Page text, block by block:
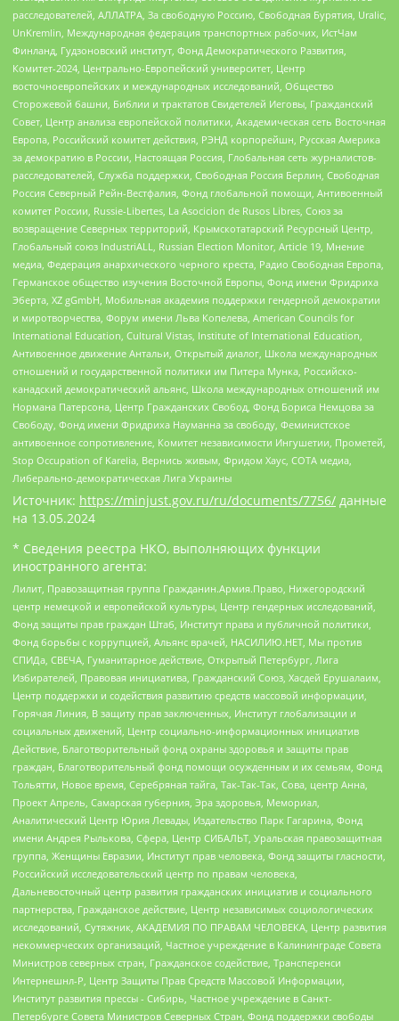
расследователей, АЛЛАТРА, За свободную Россию, Свободная Бурятия, Uralic,
UnKremlin, Международная федерация транспортных рабочих, ИстЧам
Финланд, Гудзоновский институт, Фонд Демократического Развития,
Комитет-2024, Центрально-Европейский университет, Центр
восточноевропейских и международных исследований, Общество
Сторожевой башни, Библии и трактатов Свидетелей Иеговы, Гражданский
Совет, Центр анализа европейской политики, Академическая сеть Восточная
Европа, Российский комитет действия, РЭНД корпорейшн, Русская Америка
за демократию в России, Настоящая Россия, Глобальная сеть журналистов-
расследователей, Служба поддержки, Свободная Россия Берлин, Свободная
Россия Северный Рейн-Вестфалия, Фонд глобальной помощи, Антивоенный
комитет России, Russie-Libertes, La Asocicion de Rusos Libres, Союз за
возвращение Северных территорий, Крымскотатарский Ресурсный Центр,
Глобальный союз IndustriALL, Russian Election Monitor, Article 19, Мнение
медиа, Федерация анархического черного креста, Радио Свободная Европа,
Германское общество изучения Восточной Европы, Фонд имени Фридриха
Эберта, XZ gGmbH, Мобильная академия поддержки гендерной демократии
и миротворчества, Форум имени Льва Копелева, American Councils for
International Education, Cultural Vistas, Institute of International Education,
Антивоенное движение Антальи, Открытый диалог, Школа международных
отношений и государственной политики им Питера Мунка, Российско-
канадский демократический альянс, Школа международных отношений им
Нормана Патерсона, Центр Гражданских Свобод, Фонд Бориса Немцова за
Свободу, Фонд имени Фридриха Науманна за свободу, Феминистское
антивоенное сопротивление, Комитет независимости Ингушетии, Прометей,
Stop Occupation of Karelia, Вернись живым, Фридом Хаус, СОТА медиа,
Либерально-демократическая Лига Украины
Источник: https://minjust.gov.ru/ru/documents/7756/ данные
на 13.05.2024
* Сведения реестра НКО, выполняющих функции
иностранного агента:
Лилит, Правозащитная группа Гражданин.Армия.Право, Нижегородский
центр немецкой и европейской культуры, Центр гендерных исследований,
Фонд защиты прав граждан Штаб, Институт права и публичной политики,
Фонд борьбы с коррупцией, Альянс врачей, НАСИЛИЮ.НЕТ, Мы против
СПИДа, СВЕЧА, Гуманитарное действие, Открытый Петербург, Лига
Избирателей, Правовая инициатива, Гражданский Союз, Хасдей Ерушалаим,
Центр поддержки и содействия развитию средств массовой информации,
Горячая Линия, В защиту прав заключенных, Институт глобализации и
социальных движений, Центр социально-информационных инициатив
Действие, Благотворительный фонд охраны здоровья и защиты прав
граждан, Благотворительный фонд помощи осужденным и их семьям, Фонд
Тольятти, Новое время, Серебряная тайга, Так-Так-Так, Сова, центр Анна,
Проект Апрель, Самарская губерния, Эра здоровья, Мемориал,
Аналитический Центр Юрия Левады, Издательство Парк Гагарина, Фонд
имени Андрея Рылькова, Сфера, Центр СИБАЛЬТ, Уральская правозащитная
группа, Женщины Евразии, Институт прав человека, Фонд защиты гласности,
Российский исследовательский центр по правам человека,
Дальневосточный центр развития гражданских инициатив и социального
партнерства, Гражданское действие, Центр независимых социологических
исследований, Сутяжник, АКАДЕМИЯ ПО ПРАВАМ ЧЕЛОВЕКА, Центр развития
некоммерческих организаций, Частное учреждение в Калининграде Совета
Министров северных стран, Гражданское содействие, Трансперенси
Интернешнл-Р, Центр Защиты Прав Средств Массовой Информации,
Институт развития прессы - Сибирь, Частное учреждение в Санкт-
Петербурге Совета Министров Северных Стран, Фонд поддержки свободы